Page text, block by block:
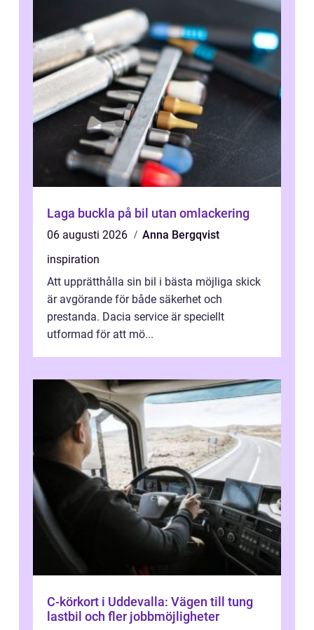
Laga buckla på bil utan omlackering
06 augusti 2026
Anna Bergqvist
inspiration
Att upprätthålla sin bil i bästa möjliga skick
är avgörande för både säkerhet och
prestanda. Dacia service är speciellt
utformad för att mö...
C-körkort i Uddevalla: Vägen till tung
lastbil och fler jobbmöjligheter